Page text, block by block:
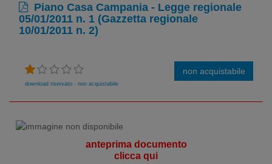
Piano Casa Campania - Legge regionale
05/01/2011 n. 1 (Gazzetta regionale
10/01/2011 n. 2)
download riservato - non acquistabile
non acquistabile
anteprima documento
clicca qui